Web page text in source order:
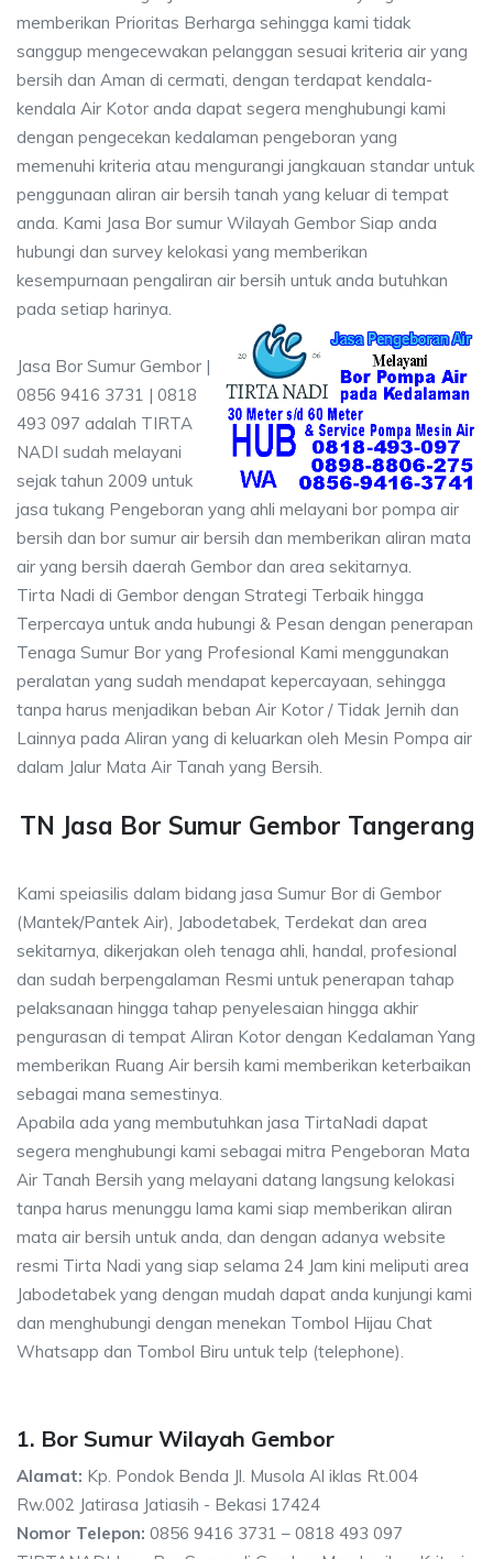
memberikan Prioritas Berharga sehingga kami tidak
sanggup mengecewakan pelanggan sesuai kriteria air yang
bersih dan Aman di cermati, dengan terdapat kendala-
kendala Air Kotor anda dapat segera menghubungi kami
dengan pengecekan kedalaman pengeboran yang
memenuhi kriteria atau mengurangi jangkauan standar untuk
penggunaan aliran air bersih tanah yang keluar di tempat
anda. Kami Jasa Bor sumur Wilayah Gembor Siap anda
hubungi dan survey kelokasi yang memberikan
kesempurnaan pengaliran air bersih untuk anda butuhkan
pada setiap harinya.
Jasa Bor Sumur Gembor |
0856 9416 3731 | 0818
493 097 adalah TIRTA
NADI sudah melayani
sejak tahun 2009 untuk
jasa tukang Pengeboran yang ahli melayani bor pompa air
bersih dan bor sumur air bersih dan memberikan aliran mata
air yang bersih daerah Gembor dan area sekitarnya.
Tirta Nadi di Gembor dengan Strategi Terbaik hingga
Terpercaya untuk anda hubungi & Pesan dengan penerapan
Tenaga Sumur Bor yang Profesional Kami menggunakan
peralatan yang sudah mendapat kepercayaan, sehingga
tanpa harus menjadikan beban Air Kotor / Tidak Jernih dan
Lainnya pada Aliran yang di keluarkan oleh Mesin Pompa air
dalam Jalur Mata Air Tanah yang Bersih.
TN Jasa Bor Sumur Gembor Tangerang
Kami speiasilis dalam bidang jasa Sumur Bor di Gembor
(Mantek/Pantek Air), Jabodetabek, Terdekat dan area
sekitarnya, dikerjakan oleh tenaga ahli, handal, profesional
dan sudah berpengalaman Resmi untuk penerapan tahap
pelaksanaan hingga tahap penyelesaian hingga akhir
pengurasan di tempat Aliran Kotor dengan Kedalaman Yang
memberikan Ruang Air bersih kami memberikan keterbaikan
sebagai mana semestinya.
Apabila ada yang membutuhkan jasa TirtaNadi dapat
segera menghubungi kami sebagai mitra Pengeboran Mata
Air Tanah Bersih yang melayani datang langsung kelokasi
tanpa harus menunggu lama kami siap memberikan aliran
mata air bersih untuk anda, dan dengan adanya website
resmi Tirta Nadi yang siap selama 24 Jam kini meliputi area
Jabodetabek yang dengan mudah dapat anda kunjungi kami
dan menghubungi dengan menekan Tombol Hijau Chat
Whatsapp dan Tombol Biru untuk telp (telephone).
1. Bor Sumur Wilayah Gembor
Alamat: Kp. Pondok Benda Jl. Musola Al iklas Rt.004
Rw.002 Jatirasa Jatiasih - Bekasi 17424
Nomor Telepon: 0856 9416 3731 – 0818 493 097